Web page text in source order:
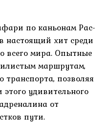
по каньонам Рас-
настоящий хит среди
всего мира. Опытные
маршрутам,
транспорта, позволяя
удивительного
от
пути.